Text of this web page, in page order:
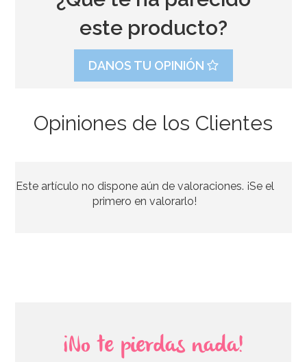
29,95€
este producto?
DANOS TU OPINIÓN
Opiniones de los Clientes
Este artículo no dispone aún de valoraciones. ¡Se el
primero en valorarlo!
¡No te pierdas nada!